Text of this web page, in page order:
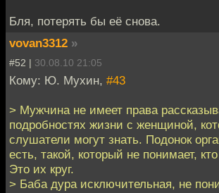
Бля, потерять бы её снова.
vovan3312 »
#52 | 30.08.10 21:05
Кому: Ю. Мухин, #43
> Мужчина не имеет права
подробностях жизни с женщиной,
слушатели могут знать. Подонок
есть, такой, который не понимает,
Это их круг.
> Баба дура исключительная, не